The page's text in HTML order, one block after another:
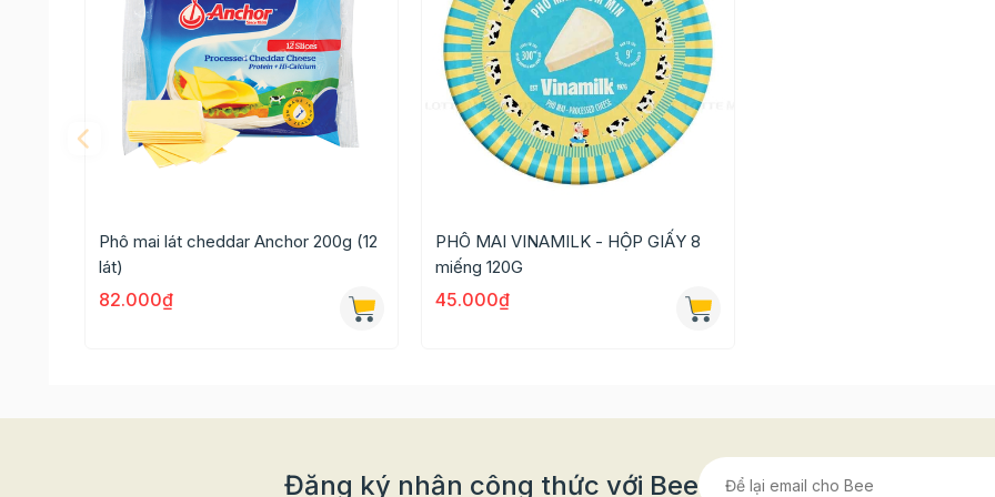
– Người Ý sử dụng Burrata rất phổ biến trong ẩm thực của họ bởi vì món ăn này không dễ gây ngấy như
Phô mai lát cheddar Anchor 200g (12
lát)
82.000₫
PHÔ MAI VINAMILK - HỘP GIẤY 8
miếng 120G
45.000₫
Đăng ký nhận công thức với Bee